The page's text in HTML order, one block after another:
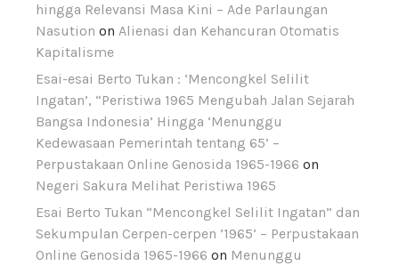
hingga Relevansi Masa Kini – Ade Parlaungan
Nasution on Alienasi dan Kehancuran Otomatis
Kapitalisme
Esai-esai Berto Tukan : ‘Mencongkel Selilit
Ingatan’, “Peristiwa 1965 Mengubah Jalan Sejarah
Bangsa Indonesia’ Hingga ‘Menunggu
Kedewasaan Pemerintah tentang 65’ –
Perpustakaan Online Genosida 1965-1966 on
Negeri Sakura Melihat Peristiwa 1965
Esai Berto Tukan “Mencongkel Selilit Ingatan” dan
Sekumpulan Cerpen-cerpen ’1965’ – Perpustakaan
Online Genosida 1965-1966 on Menunggu